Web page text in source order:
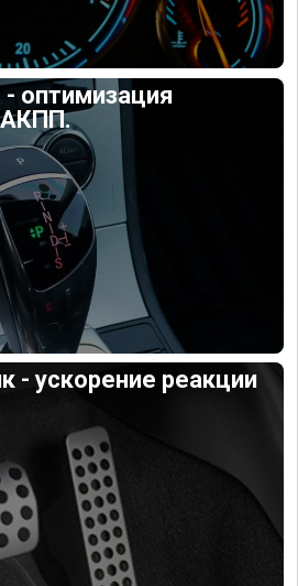
оптимизация
АКПП.
- ускорение реакции